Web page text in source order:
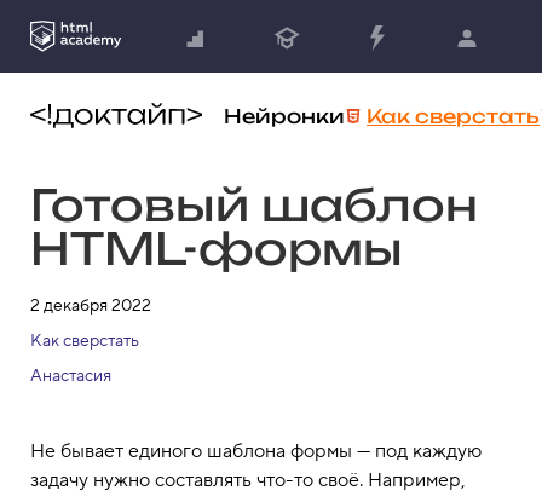
Нейронки Как сверстать
Готовый шаблон
HTML-формы
2 декабря 2022
Как сверстать
Анастасия
Не бывает единого шаблона формы — под каждую
задачу нужно составлять что-то своё. Например,